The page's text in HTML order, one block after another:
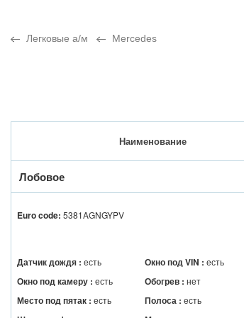
Легковые а/м Mercedes
Наименование
Лобовое
Euro code:5381AGNGYPV
Датчик дождя :есть Окно под VIN :есть
Окно под камеру :есть Обогрев :нет
Место под пятак :есть Полоса :есть